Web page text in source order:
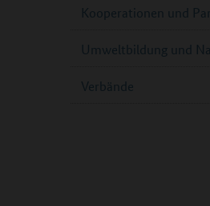
Kooperationen und
Umweltbildung und
Verbände